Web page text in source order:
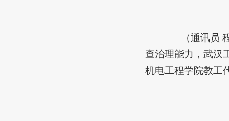
（通讯员
查治理能力，武汉
机电工程学院教工